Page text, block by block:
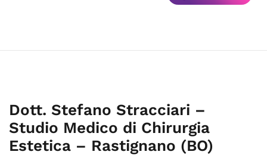
Dott. Stefano Stracciari –
Studio Medico di Chirurgia
Estetica – Rastignano (BO)